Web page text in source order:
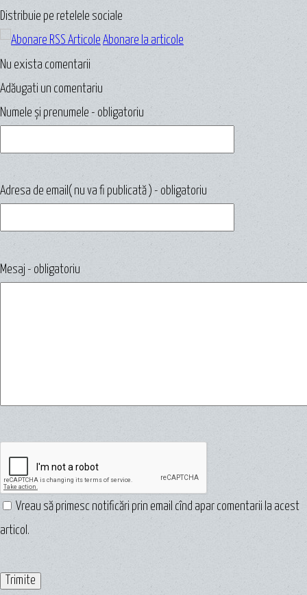
Distribuie pe retelele sociale
Abonare la articole
Nu exista comentarii
Adăugati un comentariu
Numele și prenumele - obligatoriu
Adresa de email( nu va fi publicată ) - obligatoriu
Mesaj - obligatoriu
Vreau să primesc notificări prin email cînd apar comentarii la acest
articol.